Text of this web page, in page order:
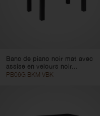
Banc de piano noir mat avec
assise en velours noir...
PB06G BKM VBK